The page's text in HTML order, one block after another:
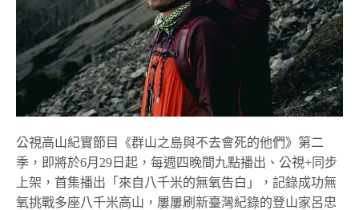
公視高山紀實節目《群山之島與不去會死的他們》第二
季，即將於6月29日起，每週四晚間九點播出、公視+同步
上架，首集播出「來自八千米的無氧告白」，記錄成功無
氧挑戰多座八千米高山，屢屢刷新臺灣紀錄的登山家呂忠